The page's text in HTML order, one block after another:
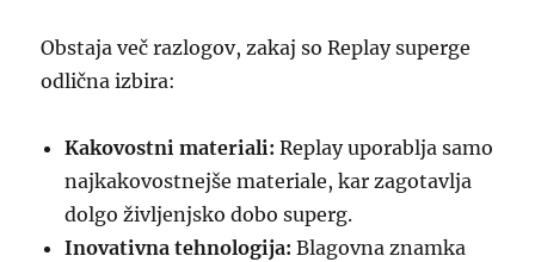
Obstaja več razlogov, zakaj so Replay superge
odlična izbira:
Kakovostni materiali: Replay uporablja samo
najkakovostnejše materiale, kar zagotavlja
dolgo življenjsko dobo superg.
Inovativna tehnologija: Blagovna znamka